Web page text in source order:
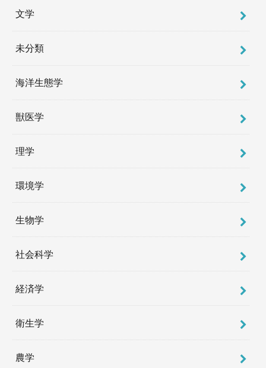
文学
未分類
海洋生態学
獣医学
理学
環境学
生物学
社会科学
経済学
衛生学
農学